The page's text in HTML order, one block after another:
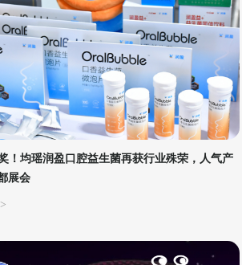
！均瑶润盈口腔益生菌再获行业殊荣，人气产
展会